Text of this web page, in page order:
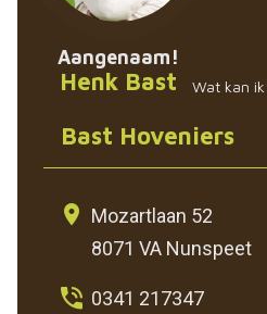
Aangenaam!
Henk Bast Wat kan
Bast Hoveniers
Mozartlaan 52
8071 VA Nunspeet
0341 217347